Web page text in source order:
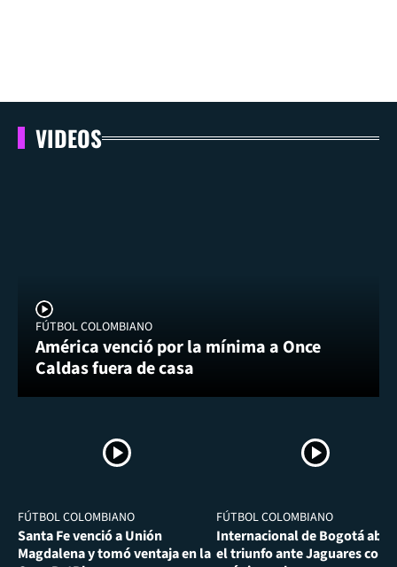
VIDEOS
FÚTBOL COLOMBIANO
América venció por la mínima a Once
Caldas fuera de casa
FÚTBOL COLOMBIANO
Santa Fe venció a Unión
Magdalena y tomó ventaja en la
FÚTBOL COLOMBIANO
Internacional de Bogotá
el triunfo ante Jaguares con